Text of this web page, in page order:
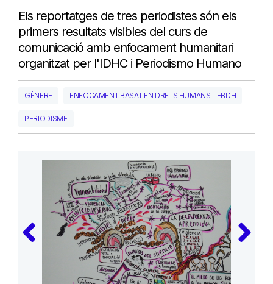
Els reportatges de tres periodistes són els
primers resultats visibles del curs de
comunicació amb enfocament humanitari
organitzat per l'IDHC i Periodismo Humano
GÈNERE ENFOCAMENT BASAT EN DRETS HUMANS - EBDH
PERIODISME